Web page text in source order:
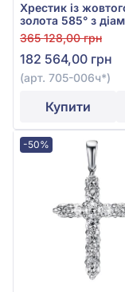
Хрестик із
золота 585° з
0,6ct та чорною
арт. 705-006ч
365 128,00 грн
182 564,00 грн
(арт. 705-006ч*)
Купити
-50%